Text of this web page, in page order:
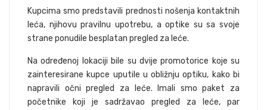
Kupcima smo predstavili prednosti nošenja kontaktnih
leća, njihovu pravilnu upotrebu, a optike su sa svoje
strane ponudile besplatan pregled za leće.
Na određenoj lokaciji bile su dvije promotorice koje su
zainteresirane kupce uputile u obližnju optiku, kako bi
napravili očni pregled za leće. Imali smo paket za
početnike koji je sadržavao pregled za leće, par